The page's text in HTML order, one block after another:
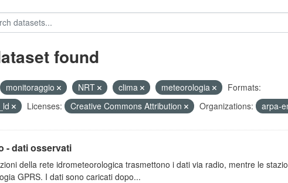
found
monitoraggio NRT clima meteorologia
Formats:
Licenses: Creative Commons Attribution Organizations: arpa-
- dati osservati
della rete idrometeorologica trasmettono i dati via radio, mentre le
GPRS. I dati sono caricati dopo...